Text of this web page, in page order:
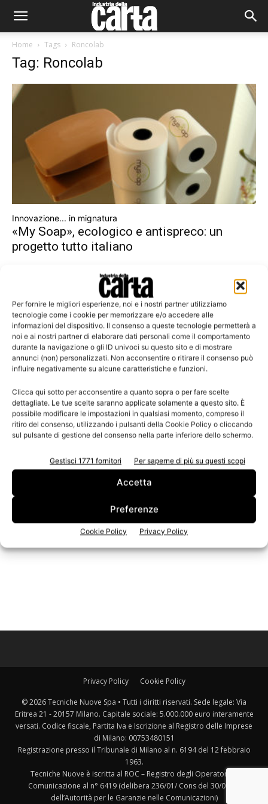
Per fornire le migliori esperienze, noi e i nostri partner utilizziamo
tecnologie come i cookie per memorizzare e/o accedere alle
informazioni del dispositivo. Il consenso a queste tecnologie permetterà a
noi e ai nostri partner di elaborare dati personali come il comportamento
durante la navigazione o gli ID univoci su questo sito e di mostrare
annunci (non) personalizzati. Non acconsentire o ritirare il consenso può
influire negativamente su alcune caratteristiche e funzioni.
Clicca qui sotto per acconsentire a quanto sopra o per fare scelte
dettagliate. Le tue scelte saranno applicate solamente a questo sito. È
possibile modificare le impostazioni in qualsiasi momento, compreso il
ritiro del consenso, utilizzando i pulsanti della Cookie Policy o cliccando
sul pulsante di gestione del consenso nella parte inferiore dello schermo.
Gestisci 1771 fornitori Per saperne di più su questi scopi
Accetta
Preferenze
Cookie Policy Privacy Policy
Home Tags Roncolab
Tag: Roncolab
Innovazione... in mignatura
«My Soap», ecologico e antispreco: un
progetto tutto italiano
Leggi la rivista
Edicola Web
Privacy Policy Cookie Policy
© 2026 Tecniche Nuove Spa • Tutti i diritti riservati. Sede legale: Via
Eritrea 21 - 20157 Milano. Capitale sociale: 5.000.000 euro interamente
versati. Codice fiscale, Partita Iva e Iscrizione al Registro delle Imprese
di Milano: 00753480151
Registrazione presso il Tribunale di Milano al n. 6194 del 12 febbraio
1963.
Tecniche Nuove è iscritta al ROC – Registro degli Operatori di
Comunicazione al n° 6419 (delibera 236/01/ Cons del 30/06/01
dell’Autorità per le Garanzie nelle Comunicazioni)